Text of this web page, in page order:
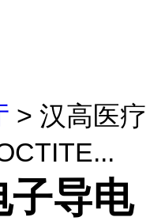
> 汉高医疗
子导电